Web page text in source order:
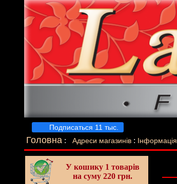
Подписаться 11 тыс.
Головна : Адреси магазинів : Інформація
У кошику 1 товарів
на суму 220 грн.